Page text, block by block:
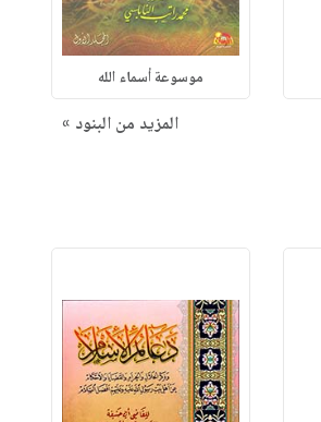
موسوعة أسماء الله
المزيد من البنود »